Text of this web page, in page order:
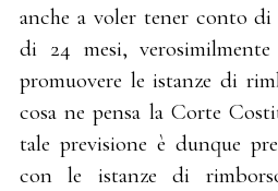
anche a voler tener conto
di 24 mesi,
promuovere le istanze di
cosa ne pensa la Corte
tale previsione è dunque
con le istanze di